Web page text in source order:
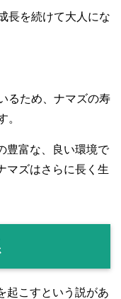
長を続けて大人にな
るため、ナマズの寿
。
豊富な、良い環境で
マズはさらに長く生
起こすという説があ